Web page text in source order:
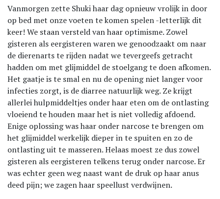
Vanmorgen zette Shuki haar dag opnieuw vrolijk in door
op bed met onze voeten te komen spelen -letterlijk dit
keer! We staan versteld van haar optimisme. Zowel
gisteren als eergisteren waren we genoodzaakt om naar
de dierenarts te rijden nadat we tevergeefs getracht
hadden om met glijmiddel de stoelgang te doen afkomen.
Het gaatje is te smal en nu de opening niet langer voor
infecties zorgt, is de diarree natuurlijk weg. Ze krijgt
allerlei hulpmiddeltjes onder haar eten om de ontlasting
vloeiend te houden maar het is niet volledig afdoend.
Enige oplossing was haar onder narcose te brengen om
het glijmiddel werkelijk dieper in te spuiten en zo de
ontlasting uit te masseren. Helaas moest ze dus zowel
gisteren als eergisteren telkens terug onder narcose. Er
was echter geen weg naast want de druk op haar anus
deed pijn; we zagen haar speellust verdwijnen.